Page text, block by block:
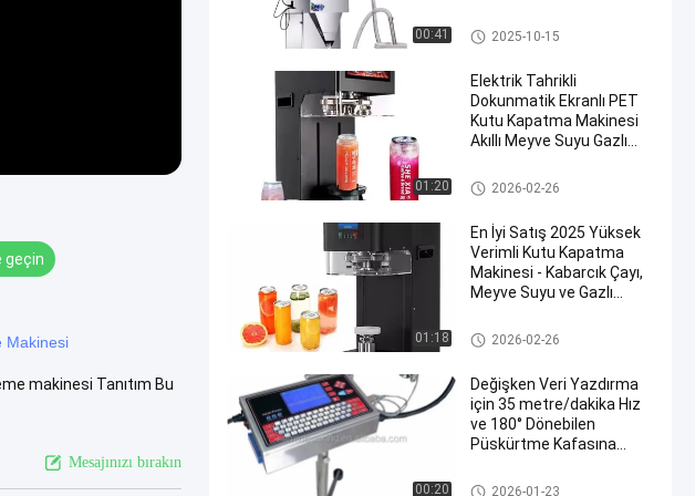
geçin
Makinesi
makinesi Tanıtım Bu
Mesajınızı bırakın
00:41
Emtiası İçin
Otomatik Paketleme Makinası
2025-10-15
01:20
Elektrik Tahrikli
Dokunmatik Ekranlı PET
Kutu Kapatma Makinesi
Akıllı Meyve Suyu Gazlı
Makinesi İçecek ve Gıda
Endüstrisi İçin
Otomatik Paketleme Makinası
2026-02-26
01:18
En İyi Satış 2025 Yüksek
Verimli Kutu Kapatma
Makinesi - Kabarcık Çayı,
Meyve Suyu ve Gazlı
Plastik/Teneke Kutu
Kapatıcı
Otomatik Paketleme Makinası
2026-02-26
00:20
Değişken Veri Yazdırma
için 35 metre/dakika Hız
ve 180° Dönebilen
Püskürtme Kafasına
Mürekkep Püskürtmeli
Otomatik Paketleme Makinası
2026-01-23